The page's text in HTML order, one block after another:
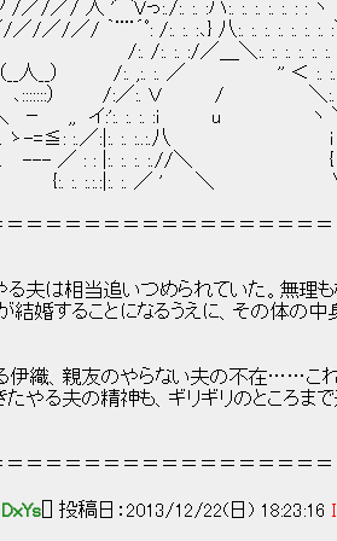
人 '⌒Vっ:./:. :. :ハ:. :. :. :. :. : : ヽ
/ ｀¨¨´ﾟ: /:. :. :､} 八:. :. :. :. :. :. :. :
／＿＼:. :. :. :. :. :. :.
） /:. ,:. :. ／ '' ＜ :. :. :.
/:／:. Ｖ / ＼:. :. :.
イ:':. :. :. :i u ヽ ＼:. :.
:.／:|:. :. :..:.八 i ＼:.
: : |:. :. :. :.//＼ { / V
:. ／ ' ＼ ∨ i:. :.
＝＝＝＝＝＝＝＝＝＝＝＝＝＝＝＝
相当追いつめられていた。無理もな
することになるうえに、その体の中
、親友のやらない夫の不在……これ
る夫の精神も、ギリギリのところまで
＝＝＝＝＝＝＝＝＝＝＝＝＝＝＝＝
[] 投稿日：2013/12/22(日) 18:23:16